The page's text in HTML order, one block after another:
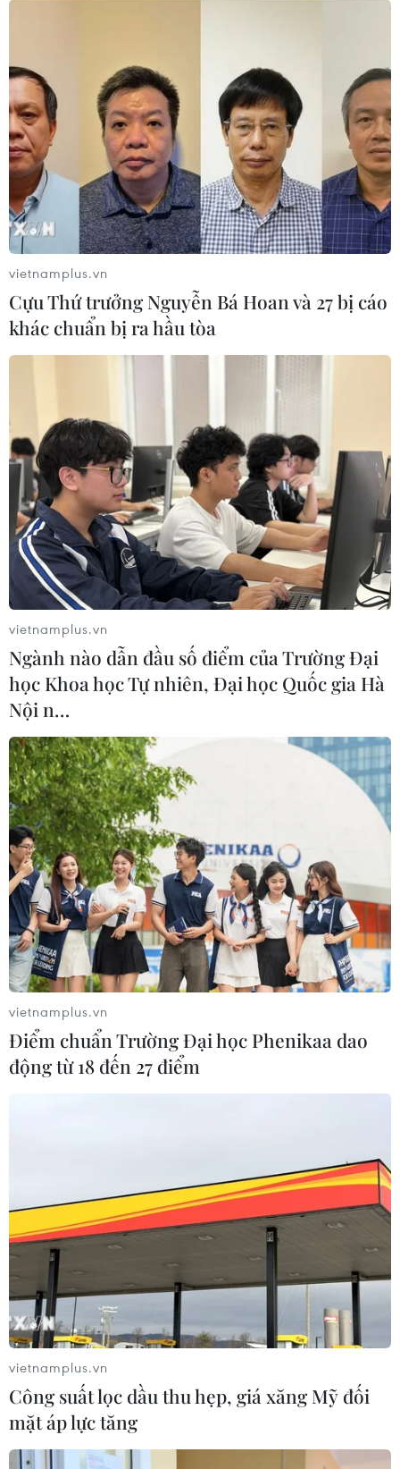
tích trồng lúa và rau màu, cây ăn trái.
Đề nghị các tỉnh chủ động ứng phó với
mưa lớn, lốc sét và gió mạnh trên biển
11/04/2025 09:55
Theo Bộ Nông nghiệp và Môi trường, trong ngày và
đêm 12/4, nhiều khu vực có thể có mưa to, lốc sét, mưa
đá, trên biển gió giật mạnh. Đáng chú ý, mưa lớn có
khả năng gây ngập úng tại các vùng trũng.
vietnamplus.vn
Cựu Thứ trưởng Nguyễn Bá Hoan và 27 bị cáo
khác chuẩn bị ra hầu tòa
vietnamplus.vn
Ngành nào dẫn đầu số điểm của Trường Đại
học Khoa học Tự nhiên, Đại học Quốc gia Hà
Nội n…
vietnamplus.vn
Điểm chuẩn Trường Đại học Phenikaa dao
động từ 18 đến 27 điểm
vietnamplus.vn
Công suất lọc dầu thu hẹp, giá xăng Mỹ đối
mặt áp lực tăng